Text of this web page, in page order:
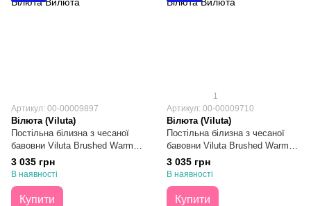
Артикул: 00-00009897
Вілюта (Viluta)
Постільна білизна з чесаної
бавовни Viluta Brushed Warm
Cotton №04 Євро
3 035 грн
В наявності
Купити
1
Артикул: 00-00009710
Вілюта (Viluta)
Постільна білизна з чесаної
бавовни Viluta Brushed Warm
Cotton №03 Євро
3 035 грн
В наявності
Купити